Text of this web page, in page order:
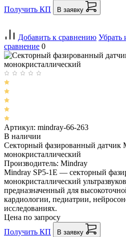
Получить КП
В заявку
Добавить к сравнению Убрать
сравнение 0
Артикул: mindray-66-263
В наличии
Секторный фазированный датчик
монокристаллический
Производитель: Mindray
Mindray SP5-1E — секторный
монокристаллический
предназначенный для
кардиологии, педиатрии,
исследованиях.
Цена по запросу
Получить КП
В заявку